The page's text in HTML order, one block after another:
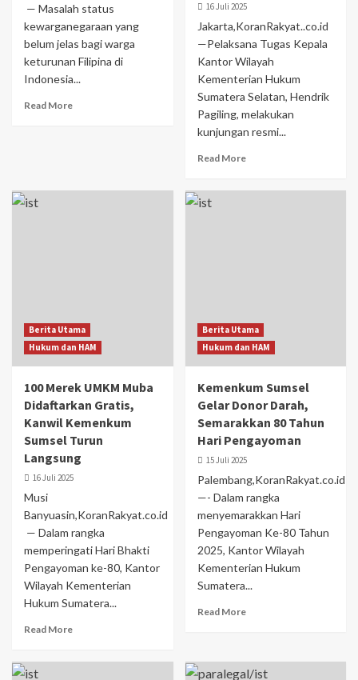
— Masalah status
kewarganegaraan yang
belum jelas bagi warga
keturunan Filipina di
Indonesia...
Read More
16 Juli 2025
Jakarta,KoranRakyat..co.id
—Pelaksana Tugas Kepala
Kantor Wilayah
Kementerian Hukum
Sumatera Selatan, Hendrik
Pagiling, melakukan
kunjungan resmi...
Read More
Berita Utama
Hukum dan HAM
100 Merek UMKM Muba
Didaftarkan Gratis,
Kanwil Kemenkum
Sumsel Turun
Langsung
16 Juli 2025
Musi
Banyuasin,KoranRakyat.co.id
— Dalam rangka
memperingati Hari Bhakti
Pengayoman ke-80, Kantor
Wilayah Kementerian
Hukum Sumatera...
Read More
Berita Utama
Hukum dan HAM
Kemenkum Sumsel
Gelar Donor Darah,
Semarakkan 80 Tahun
Hari Pengayoman
15 Juli 2025
Palembang,KoranRakyat.co.id
—- Dalam rangka
menyemarakkan Hari
Pengayoman Ke-80 Tahun
2025, Kantor Wilayah
Kementerian Hukum
Sumatera...
Read More